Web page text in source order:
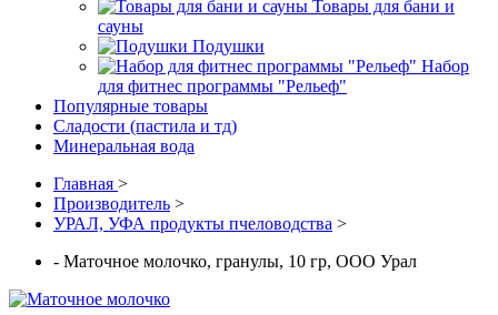
Товары для бани и
сауны
Подушки
Набор
для фитнес программы "Рельеф"
Популярные товары
Сладости (пастила и тд)
Минеральная вода
Главная >
Производитель >
УРАЛ, УФА продукты пчеловодства >
- Маточное молочко, гранулы, 10 гр, ООО Урал